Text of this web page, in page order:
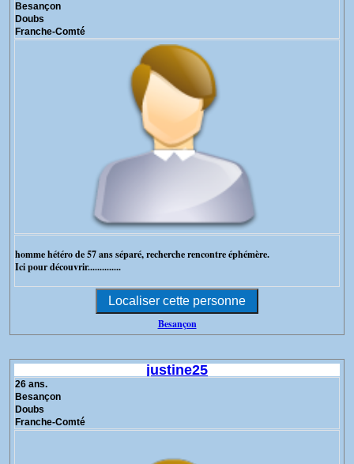
Besançon
Doubs
Franche-Comté
homme hétéro de 57 ans séparé, recherche rencontre éphémère.
Ici pour découvrir..............
Besançon
justine25
26 ans.
Besançon
Doubs
Franche-Comté